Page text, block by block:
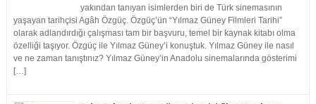
yakından tanıyan isimlerden biri de Türk sinemasının
yaşayan tarihçisi Agâh Özgüç. Özgüç’ün “Yılmaz Güney Filmleri Tarihi”
olarak adlandırdığı çalışması tam bir başvuru, temel bir kaynak kitabı olma
özelliği taşıyor. Özgüç ile Yılmaz Güney’i konuştuk. Yılmaz Güney ile nasıl
ve ne zaman tanıştınız? Yılmaz Güney’in Anadolu sinemalarında gösterimi
[…]